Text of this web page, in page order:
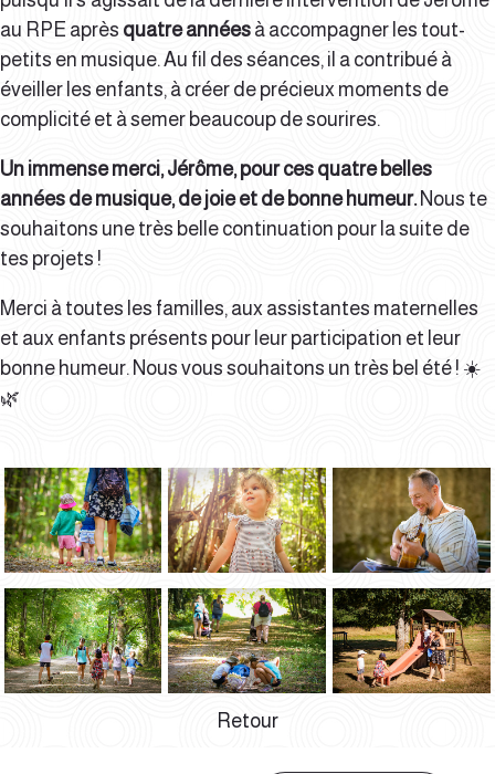
au RPE après quatre années à accompagner les tout-
petits en musique. Au fil des séances, il a contribué à
éveiller les enfants, à créer de précieux moments de
complicité et à semer beaucoup de sourires.
Un immense merci, Jérôme, pour ces quatre belles
années de musique, de joie et de bonne humeur.Nous te
souhaitons une très belle continuation pour la suite de
tes projets !
Merci à toutes les familles, aux assistantes maternelles
et aux enfants présents pour leur participation et leur
bonne humeur. Nous vous souhaitons un très bel été ! ☀️
🌿
Retour